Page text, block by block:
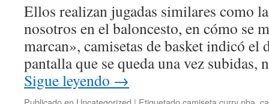
Ellos realizan jugadas similares como
nosotros en el baloncesto, en cómo se
marcan», camisetas de basket indicó el
pantalla que se queda una vez subidas,
Sigue leyendo →